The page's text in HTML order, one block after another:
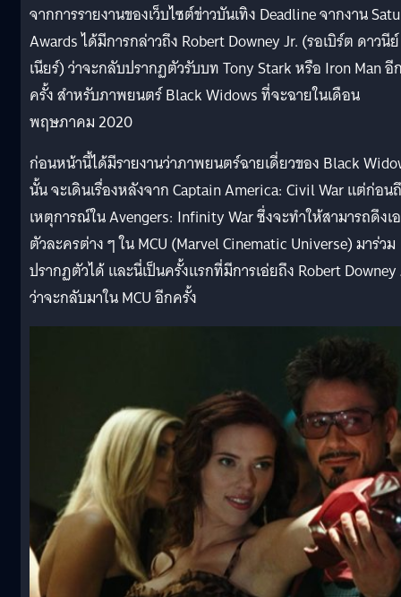
จากการรายงานของเว็บไซต์ข่าวบันเทิง Deadline จากงาน
Awards ได้มีการกล่าวถึง Robert Downey Jr. (รอเบิร์ต ดาวนี
เนียร์) ว่าจะกลับปรากฏตัวรับบท Tony Stark หรือ Iron Man อี
ครั้ง สำหรับภาพยนตร์ Black Widows ที่จะฉายในเดือน
พฤษภาคม 2020
ก่อนหน้านี้ได้มีรายงานว่าภาพยนตร์ฉายเดี่ยวของ Black
นั้น จะเดินเรื่องหลังจาก Captain America: Civil War แต่ก่อน
เหตุการณ์ใน Avengers: Infinity War ซึ่งจะทำให้สามารถดึงเ
ตัวละครต่าง ๆ ใน MCU (Marvel Cinematic Universe) มาร่วม
ปรากฏตัวได้ และนี่เป็นครั้งแรกที่มีการเอ่ยถึง Robert Downey
ว่าจะกลับมาใน MCU อีกครั้ง